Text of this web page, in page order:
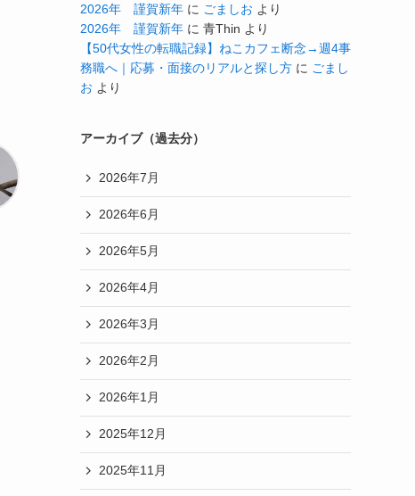
2026年 謹賀新年 に ごましお より
2026年 謹賀新年 に 青Thin より
【50代女性の転職記録】ねこカフェ断念→週4事
務職へ｜応募・面接のリアルと探し方 に ごまし
お より
アーカイブ（過去分）
2026年7月
2026年6月
2026年5月
2026年4月
2026年3月
2026年2月
2026年1月
2025年12月
2025年11月